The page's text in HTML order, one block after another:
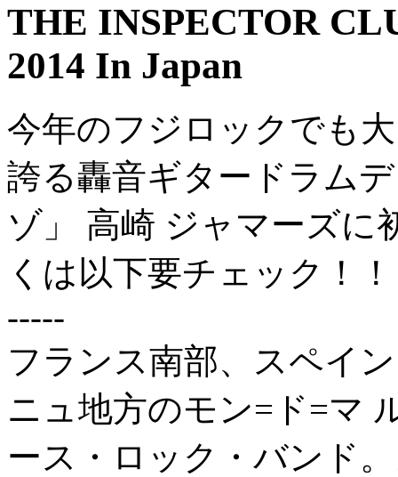
THE INSPECTOR
2014 In Japan
今年のフジロックでも
誇る轟音ギタードラム
ゾ」 高崎 ジャマーズに
くは以下要チェック！！
-----
フランス南部、スペイ
ニュ地方のモン=ド=マ
ース・ロック・バンド